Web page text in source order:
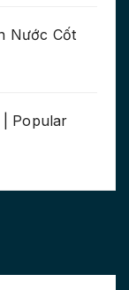
Nước Cốt
| Popular